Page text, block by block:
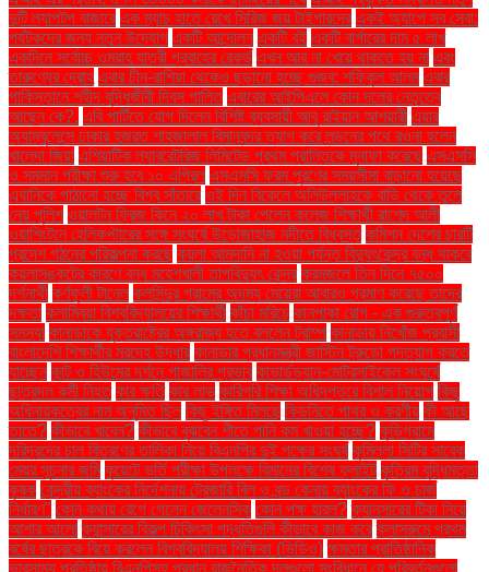
দুটি ল্যাপটপ বাজারে এক ম্যাচ হাতে রেখে সিরিজ জয় টাইগারদের একই অ্যাপে সব সেবা:
পর্যটকদের জন্য নতুন উদ্যোগ একটি আন্দোলন একটি বই একটি বার্গারের দাম ৫ লাখ
একদিনে সর্বোচ্চ ওমরাহ যাত্রী প্রবাহের রেকর্ড এখন আর না খেয়ে থাকতে হয় না এবং
তারুণ্যের দ্রোহ এবার চীন-রাশিয়া থেকেও ছড়ানো হচ্ছে গুজব: শফিকুল আলম এবার
পাকিস্তানে শহীদ বুদ্ধিজীবী দিবস পালিত এবারের আইপিএলে কোন দলের নেতৃত্বে
আছেন কে?. এবি পার্টিতে যোগ দিলেন বিশিষ্ট ব্যবসায়ী আবু রাইয়ান আশয়ারী এয়ার
অ্যাম্বুলেন্সে ঢাকার হজরত শাহজালাল বিমানবন্দর ত্যাগ করে লন্ডনের পথে রওনা হলেন
খালেদা জিয়া এশিয়াটিক ল্যাবরেটরিজ লিমিটেড প্রথম প্রান্তিকে মুনাফা করেছে এসএসসি
ও সমমান পরীক্ষা শুরু হবে ১০ এপ্রিল এসএসসি ফরম পূরণের সময়সীমা বাড়ানো হয়েছে
এ্যানিকে পাঠানো হচ্ছে বিশ্ব সাঁতারে ওই দিন বিকেলে অলিউল্লাহকে বাড়ি থেকে তুলে
নেয় পুলিশ ওয়ালটন ফ্রিজ কিনে ২০ লাখ টাকা পেলেন কলেজ শিক্ষার্থী রাশেদ আলী
ওয়াশিংটনে হেলিকপ্টারের সঙ্গে সংঘর্ষে উড়োজাহাজ নদীতে বিধ্বস্ত কমিশন দেশের চারটি
প্রদেশ গঠনের পরিকল্পনা করছে কয়লা আমদানি না হওয়া পর্যন্ত বিদ্যুৎকেন্দ্র বন্ধ থাকবে
কয়লাসঙ্কটের কারণে বন্ধ মহেশখালী তাপবিদ্যুৎ কেন্দ্র করমজলে তিন দিনে ৭৫০০
দর্শনার্থী কর্ণফুলী টানেল কলসিন্দুর গ্রামের অদম্য মেয়েরা আবারও প্রমাণ করেছে তাদের
দক্ষতা কলাম্বিয়া বিশ্ববিদ্যালয়ের শিক্ষার্থী কাঁচা মরিচে কানপাকা রোগ - এক গুরুত্বপুর্ণ
সমস্যা কানাডাকে যুক্তরাষ্ট্রের অঙ্গরাজ্য হতে বললেন ট্রাম্প কানাডায় নিখোঁজ প্রবাসী
বাংলাদেশি শিক্ষার্থীর মরদেহ উদ্ধার কানাডার প্রধানমন্ত্রী জাস্টিন ট্রুডো পদত্যাগ করতে
যাচ্ছেন কান্ট ও হিউমের দর্শনে গাজালির প্রভাব কাভার্ডভ্যান-মোটরসাইকেল সংঘর্ষে
ছাত্রদল কর্মী নিহত কার ক্ষতি কার লাভ কারিগরি শিক্ষা অধিদপ্তরে বিশাল নিয়োগ কিছু
অধিনায়কত্বের নাম অনুমিত ছিল কিছু ইঙ্গিত মিলছে কিডনিতে পাথর ও করণীয় কী আছে
তাতে? কীভাবে খাবেন? কীভাবে বুঝবেন শীতে পানি কম খাওয়া হচ্ছে? কুড়িগ্রামে
দরিদ্রদের চাল বিতরণের তালিকা নিয়ে বিএনপির দুই পক্ষের সংঘর্ষ কুমিল্লা সিটির সাবেক
মেয়র সূচনার জমি কুয়েটে ভর্তি পরীক্ষা উপলক্ষে বিমানের বিশেষ ফ্লাইট কৃত্রিম বুদ্ধিমত্তা
কৃষক কেন্দ্রীয় ব্যাংকের নির্দেশনায় ট্রেজারি বিল ও বন্ড কেনায় ব্যাংকের ফি ও চার্জ
নির্ধারণ" কোন কথায় রেগে গেলেন জেলেনস্কি কোন পক্ষ হারল? ক্যানসারের টিকা নিয়ে
আশার আলো ক্যান্সারের বিকল্প চিকিৎসা পদ্ধতিগুলি কীভাবে কাজ করে ক্লাসরুমে প্রথম
বর্ষের ছাত্রকে বিয়ে করলেন বিশ্ববিদ্যালয় শিক্ষিকা (ভিডিও) ক্ষমতার প্রাতিষ্ঠানিক
ভারসাম্য প্রতিষ্ঠায় বিএনপিসহ প্রধান রাজনৈতিক দলগুলো সংবিধানে যে পরিবর্তনগুলো